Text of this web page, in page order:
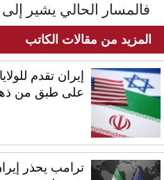
فالمسار الحالي يشير
المزيد من مقالات الكاتب
إيران تقدم
على طبق من
ترامب يحذر